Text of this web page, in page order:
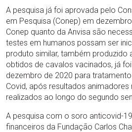
A pesquisa já foi aprovada pelo
em Pesquisa (Conep) em
Conep quanto da Anvisa são
testes em humanos possam ser
produto similar, também produzido
obtidos de cavalos vacinados, já
dezembro de 2020 para
Covid, após resultados
realizados ao longo do segundo
A pesquisa com o soro anticovid-
financeiros da Fundação Carlos